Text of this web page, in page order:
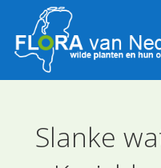
Plantensoorten
Slanke